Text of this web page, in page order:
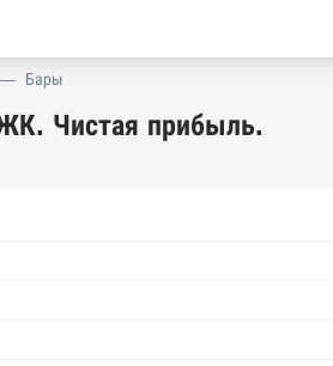
— Бары
Чистая прибыль.